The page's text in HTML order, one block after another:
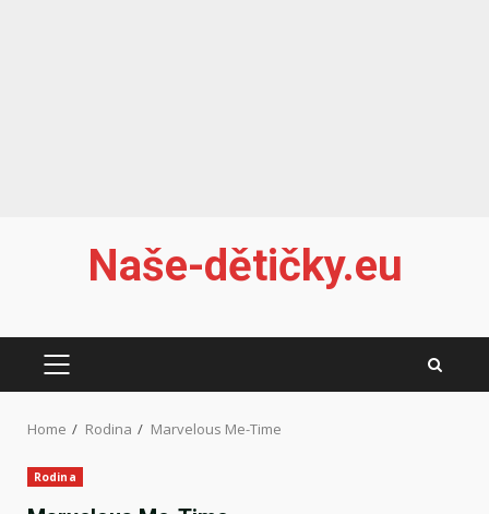
Naše-dětičky.eu
PRIMARY
Home Rodina Marvelous Me-Time
Rodina